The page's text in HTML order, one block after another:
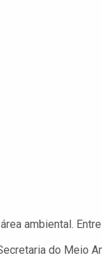
ambiental.
do Meio